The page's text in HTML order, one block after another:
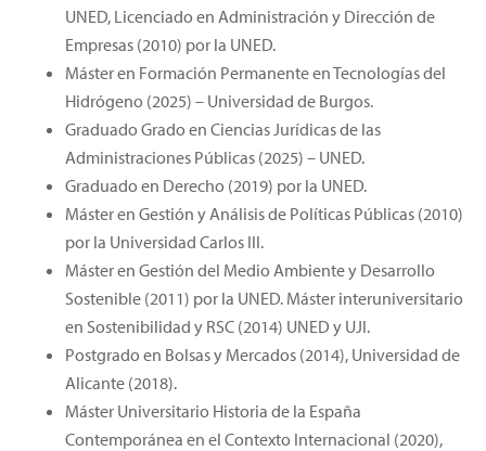
UNED, Licenciado en Administración y Dirección de
Empresas (2010) por la UNED.
Máster en Formación Permanente en Tecnologías del
Hidrógeno (2025) – Universidad de Burgos.
Graduado Grado en Ciencias Jurídicas de las
Administraciones Públicas (2025) – UNED.
Graduado en Derecho (2019) por la UNED.
Máster en Gestión y Análisis de Políticas Públicas (2010)
por la Universidad Carlos III.
Máster en Gestión del Medio Ambiente y Desarrollo
Sostenible (2011) por la UNED. Máster interuniversitario
en Sostenibilidad y RSC (2014) UNED y UJI.
Postgrado en Bolsas y Mercados (2014), Universidad de
Alicante (2018).
Máster Universitario Historia de la España
Contemporánea en el Contexto Internacional (2020),